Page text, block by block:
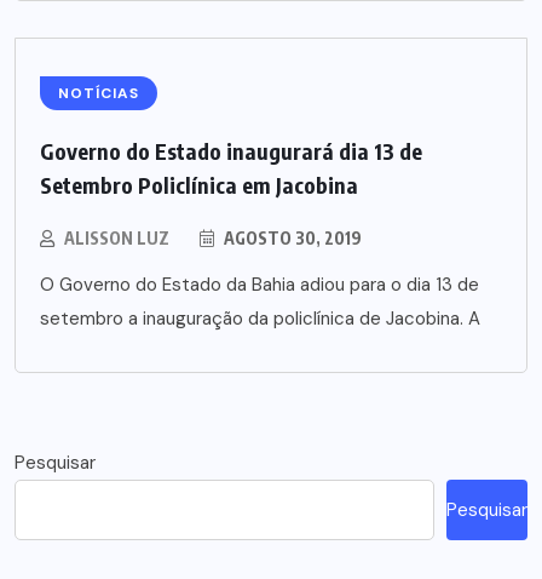
NOTÍCIAS
Governo do Estado inaugurará dia 13 de
Setembro Policlínica em Jacobina
ALISSON LUZ AGOSTO 30, 2019
O Governo do Estado da Bahia adiou para o dia 13 de
setembro a inauguração da policlínica de Jacobina. A
Pesquisar
Pesquisar